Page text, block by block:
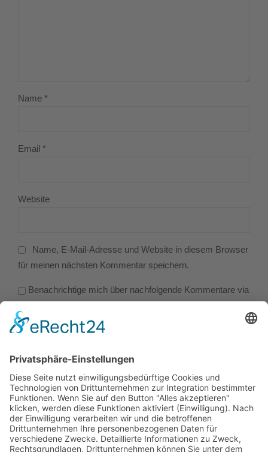
Name *
Email *
Website
Name, E-Mail-Adresse und Website in diesem Browser
für meinen nächsten Kommentar speichern.
Benachrichtige mich über nachfolgende Kommentare via
Benachrichtige mich über neue Beiträge via E-Mail.
POST COMMENT